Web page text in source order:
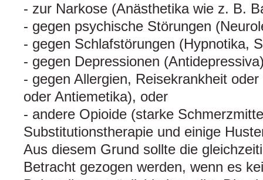
- zur Narkose (Anästhetika wie z. B.
- gegen psychische Störungen
- gegen Schlafstörungen (Hypnotika,
- gegen Depressionen
- gegen Allergien, Reisekrankheit
oder Antiemetika), oder
- andere Opioide (starke
Substitutionstherapie und einige
Aus diesem Grund sollte die
Betracht gezogen werden, wenn es